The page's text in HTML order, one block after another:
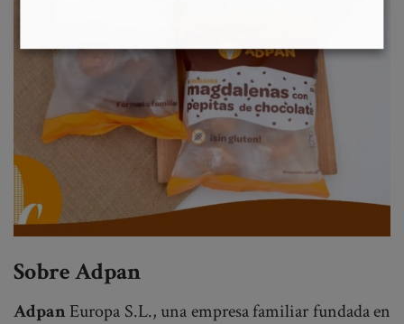
Sobre Adpan
AdpanEuropa S.L., una empresa familiar fundada en